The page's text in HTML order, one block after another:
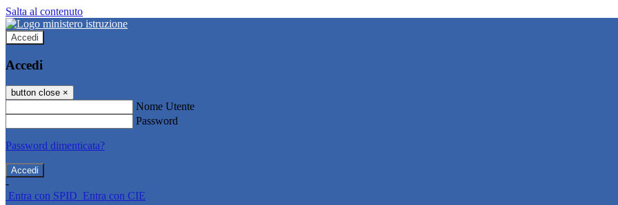
Salta al contenuto
Accedi
Accedi
button close ×
Nome Utente
Password
Password dimenticata?
-
Entra con SPID Entra con CIE